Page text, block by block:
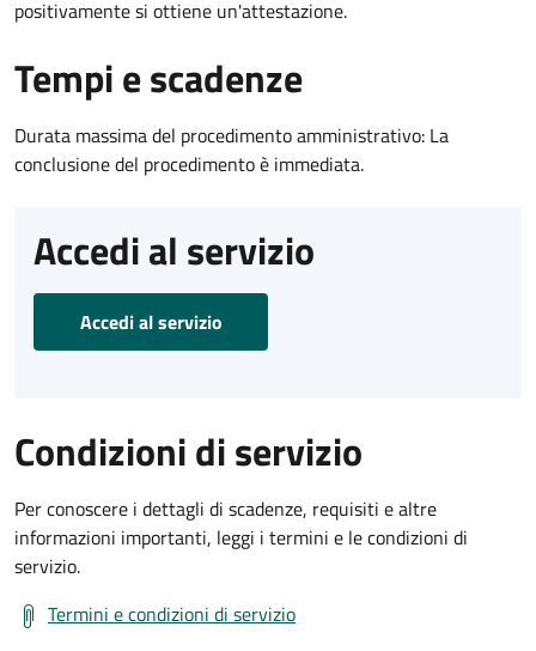
positivamente si ottiene un'attestazione.
Tempi e scadenze
Durata massima del procedimento amministrativo: La
conclusione del procedimento è immediata.
Accedi al servizio
Accedi al servizio
Condizioni di servizio
Per conoscere i dettagli di scadenze, requisiti e altre
informazioni importanti, leggi i termini e le condizioni di
servizio.
Termini e condizioni di servizio